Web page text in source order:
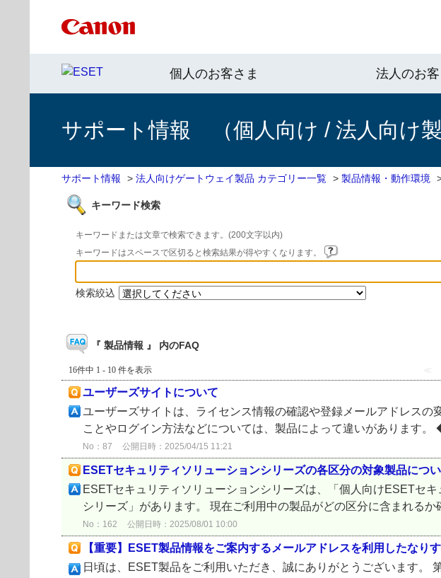
個人のお客さま 法人のお客
サポート情報 （個人向け / 法人向け製
サポート情報 > 法人向けゲートウェイ製品 カテゴリー一覧 > 製品情報・動作環境
キーワード検索
キーワードまたは文章で検索できます。(200文字以内)
キーワードはスペースで区切ると検索結果が得やすくなります。
検索絞込
『 製品情報 』 内のFAQ
16件中 1 - 10 件を表示 ≪
ユーザーズサイトについて
ユーザーズサイトは、ライセンス情報の確認や登録メールアドレス
ことやログイン方法などについては、製品によって違いがあります
No：87 公開日時：2025/04/15 11:21
ESETセキュリティソリューションシリーズの各区分の対象製品につ
ESETセキュリティソリューションシリーズは、「個人向けESETセ
シリーズ」があります。 現在ご利用中の製品がどの区分に含まれる
No：162 公開日時：2025/08/01 10:00
【重要】ESET製品情報をご案内するメールアドレスを利用したなり
日頃は、ESET製品をご利用いただき、誠にありがとうございます。